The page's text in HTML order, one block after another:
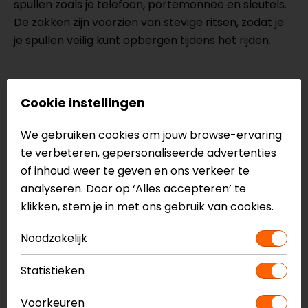
spullen zoals je telefoon, portemonnee en sleutels.
De zakken zijn voorzien van stevige ritsen, zodat je
je spullen veilig kunt opbergen tijdens het rijden.
Specificaties van de Rusty Stitches
leren motorjas
CE goedgekeurd
100% rundleer
Snap claws
Verstelbare taille
Vier buitenzakken
Voorbereid voor rugprotector
Retro race-look, geïnspireerd op de jaren 70
Meer informatie nodig?
Cookie instellingen
We gebruiken cookies om jouw browse-ervaring
te verbeteren, gepersonaliseerde advertenties
of inhoud weer te geven en ons verkeer te
analyseren. Door op ‘Alles accepteren’ te
klikken, stem je in met ons gebruik van cookies.
Noodzakelijk
Statistieken
Voorkeuren